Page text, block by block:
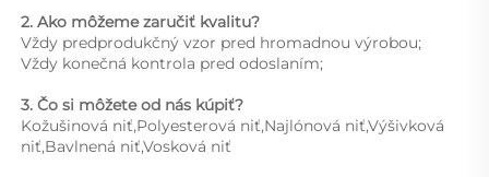
2. Ako môžeme zaručiť kvalitu?
Vždy predprodukčný vzor pred hromadnou výrobou;
Vždy konečná kontrola pred odoslaním;
3. Čo si môžete od nás kúpiť?
Kožušinová niť,Polyesterová niť,Najlónová niť,Výšivková
niť,Bavlnená niť,Vosková niť